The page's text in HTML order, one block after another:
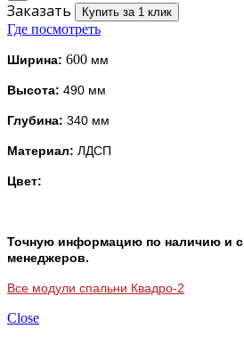
Заказать Купить за 1 клик
Где посмотреть
Ширина: 600 мм
Высота: 490 мм
Глубина: 340 мм
Материал: ЛДСП
Цвет:
Точную информацию по наличию и
менеджеров.
Все модули спальни Квадро-2
Close